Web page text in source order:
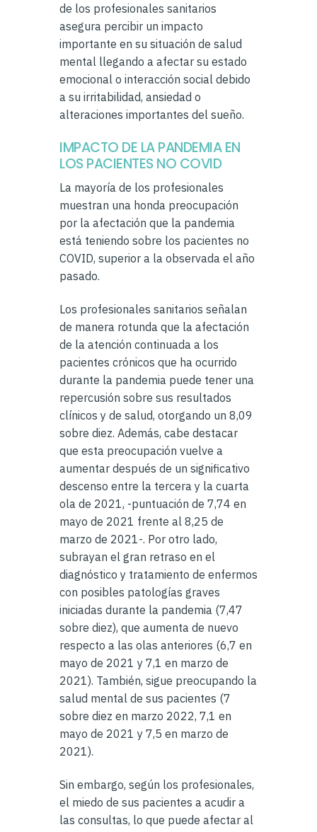
de los profesionales sanitarios
asegura percibir un impacto
importante en su situación de salud
mental llegando a afectar su estado
emocional o interacción social debido
a su irritabilidad, ansiedad o
alteraciones importantes del sueño.
IMPACTO DE LA PANDEMIA EN
LOS PACIENTES NO COVID
La mayoría de los profesionales
muestran una honda preocupación
por la afectación que la pandemia
está teniendo sobre los pacientes no
COVID, superior a la observada el año
pasado.
Los profesionales sanitarios señalan
de manera rotunda que la afectación
de la atención continuada a los
pacientes crónicos que ha ocurrido
durante la pandemia puede tener una
repercusión sobre sus resultados
clínicos y de salud, otorgando un 8,09
sobre diez. Además, cabe destacar
que esta preocupación vuelve a
aumentar después de un significativo
descenso entre la tercera y la cuarta
ola de 2021, -puntuación de 7,74 en
mayo de 2021 frente al 8,25 de
marzo de 2021-. Por otro lado,
subrayan el gran retraso en el
diagnóstico y tratamiento de enfermos
con posibles patologías graves
iniciadas durante la pandemia (7,47
sobre diez), que aumenta de nuevo
respecto a las olas anteriores (6,7 en
mayo de 2021 y 7,1 en marzo de
2021). También, sigue preocupando la
salud mental de sus pacientes (7
sobre diez en marzo 2022, 7,1 en
mayo de 2021 y 7,5 en marzo de
2021).
Sin embargo, según los profesionales,
el miedo de sus pacientes a acudir a
las consultas, lo que puede afectar al